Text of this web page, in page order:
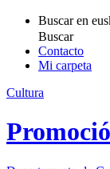
Buscar en
Buscar
Contacto
Mi carpeta
Cultura